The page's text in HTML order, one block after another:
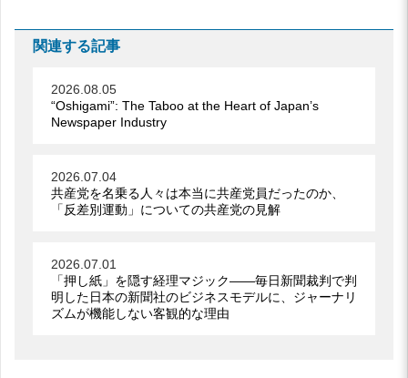
関連する記事
2026.08.05
“Oshigami”: The Taboo at the Heart of Japan’s
Newspaper Industry
2026.07.04
共産党を名乗る人々は本当に共産党員だったのか、
「反差別運動」についての共産党の見解
2026.07.01
「押し紙」を隠す経理マジック――毎日新聞裁判で判
明した日本の新聞社のビジネスモデルに、ジャーナリ
ズムが機能しない客観的な理由